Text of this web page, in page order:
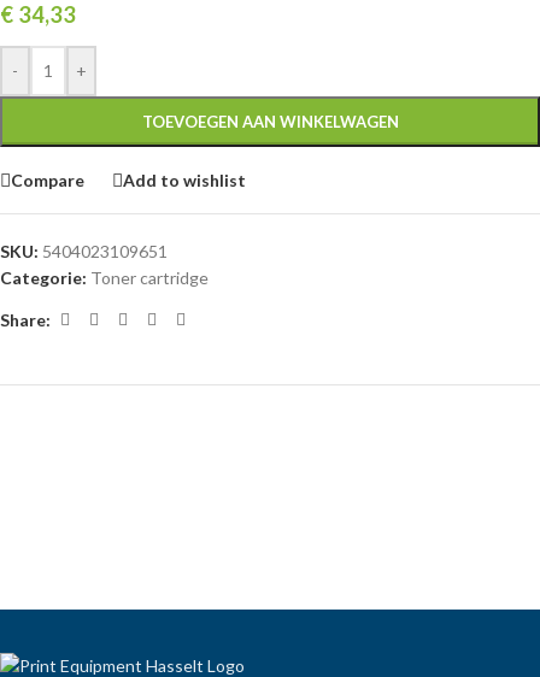
€ 34,33
- +
TOEVOEGEN AAN WINKELWAGEN
Compare Add to wishlist
SKU: 5404023109651
Categorie: Toner cartridge
Share: